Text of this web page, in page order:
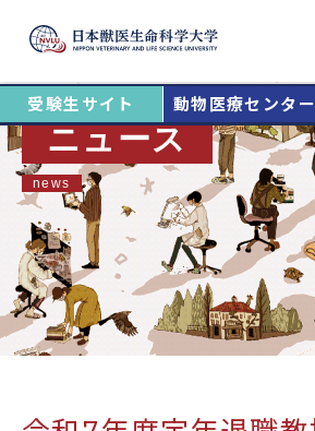
受験生サイト 動物医療センター
ニュース
news